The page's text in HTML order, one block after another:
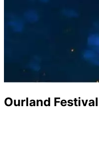
Ourland Festival